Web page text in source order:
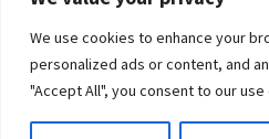
We use cookies to enhance your
personalized ads or content, and
"Accept All", you consent to our
Office
eBas